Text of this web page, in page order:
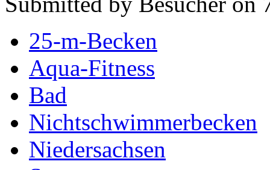
25-m-Becken
Aqua-Fitness
Bad
Nichtschwimmerbecken
Niedersachsen